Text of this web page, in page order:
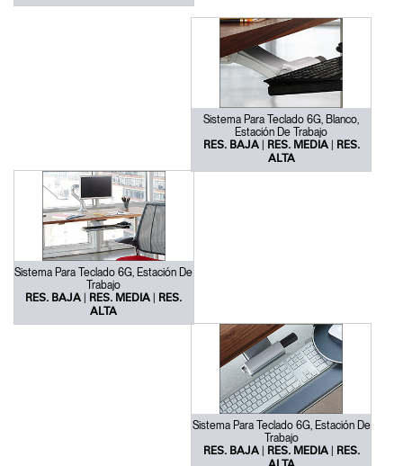
Sistema Para Teclado 6G, Blanco,
Estación De Trabajo
RES. BAJA | RES. MEDIA | RES.
ALTA
Sistema Para Teclado 6G, Estación De
Trabajo
RES. BAJA | RES. MEDIA | RES.
ALTA
Sistema Para Teclado 6G, Estación De
Trabajo
RES. BAJA | RES. MEDIA | RES.